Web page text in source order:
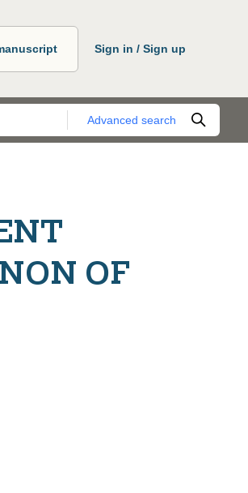
Sign in / Sign up
Advanced search
OF